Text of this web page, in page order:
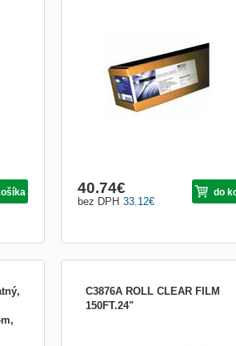
536. Zářivě bílý papír HP Bright White
Inkjet Paper je nejzářivější z levnějších
papírů HP a je určen ke každodennímu
tisku černobí...
33.12€
bez DPH
40.74€ do
C3876A ROLL CLEAR FILM
150FT.24"